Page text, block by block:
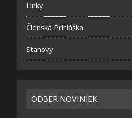
Linky
Členská Prihláška
Stanovy
ODBER NOVINIEK